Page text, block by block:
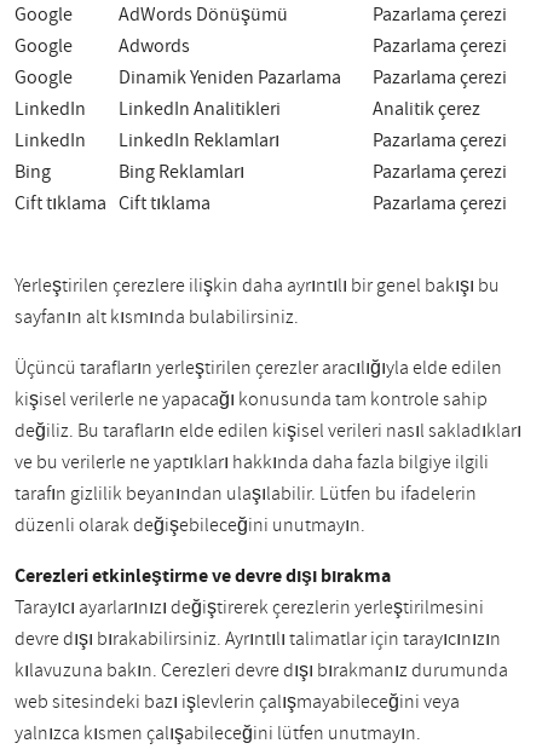
Google
AdWords Dönüşümü
Pazarlama çerezi
Google
Adwords
Pazarlama çerezi
Google
Dinamik Yeniden Pazarlama
Pazarlama çerezi
LinkedIn
LinkedIn Analitikleri
Analitik çerez
LinkedIn
LinkedIn Reklamları
Pazarlama çerezi
Bing
Bing Reklamları
Pazarlama çerezi
Çift tıklama Çift tıklama Pazarlama çerezi
Yerleştirilen çerezlere ilişkin daha ayrıntılı bir genel bakışı bu
sayfanın alt kısmında bulabilirsiniz.
Üçüncü tarafların yerleştirilen çerezler aracılığıyla elde edilen
kişisel verilerle ne yapacağı konusunda tam kontrole sahip
değiliz. Bu tarafların elde edilen kişisel verileri nasıl sakladıkları
ve bu verilerle ne yaptıkları hakkında daha fazla bilgiye ilgili
tarafın gizlilik beyanından ulaşılabilir. Lütfen bu ifadelerin
düzenli olarak değişebileceğini unutmayın.
Çerezleri etkinleştirme ve devre dışı bırakma
Tarayıcı ayarlarınızı değiştirerek çerezlerin yerleştirilmesini
devre dışı bırakabilirsiniz. Ayrıntılı talimatlar için tarayıcınızın
kılavuzuna bakın. Çerezleri devre dışı bırakmanız durumunda
web sitesindeki bazı işlevlerin çalışmayabileceğini veya
yalnızca kısmen çalışabileceğini lütfen unutmayın.